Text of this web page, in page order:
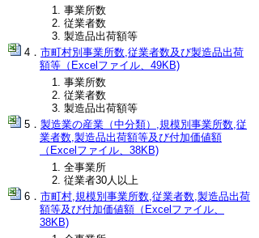
事業所数
従業者数
製造品出荷額等
市町村別事業所数,従業者数及び製造品出荷
額等（Excelファイル、49KB)
事業所数
従業者数
製造品出荷額等
製造業の産業（中分類）,規模別事業所数,従
業者数,製造品出荷額等及び付加価値額
（Excelファイル、38KB)
全事業所
従業者30人以上
市町村,規模別事業所数,従業者数,製造品出荷
額等及び付加価値額（Excelファイル、
38KB)